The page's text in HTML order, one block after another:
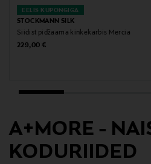
EELIS KUPONGIGA
STOCKMANN SILK
Siidist pidžaama kinkekarbis Mercia
Original Price
229,00 €
A+MORE -
KODURIIDED